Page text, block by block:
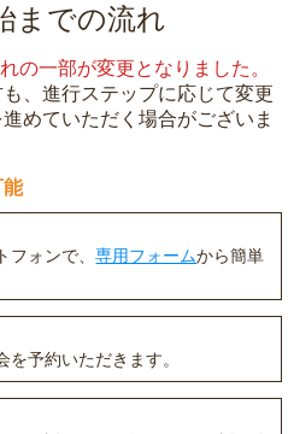
までの流れ
の一部が変更となりました。
、進行ステップに応じて変更
めていただく場合がございま
能
フォンで、専用フォームから簡単
を予約いただきます。